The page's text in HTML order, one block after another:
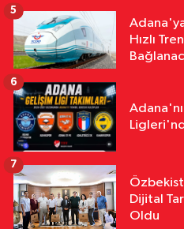
Hızlı
5
6
Dijital
Oldu
7